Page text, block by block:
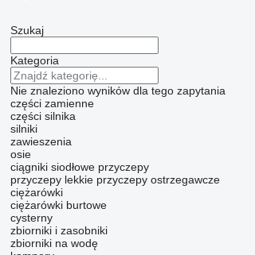
Szukaj
Kategoria
Nie znaleziono wyników dla tego zapytania
części zamienne
części silnika
silniki
zawieszenia
osie
ciągniki siodłowe przyczepy
przyczepy lekkie przyczepy ostrzegawcze
ciężarówki
ciężarówki burtowe
cysterny
zbiorniki i zasobniki
zbiorniki na wodę